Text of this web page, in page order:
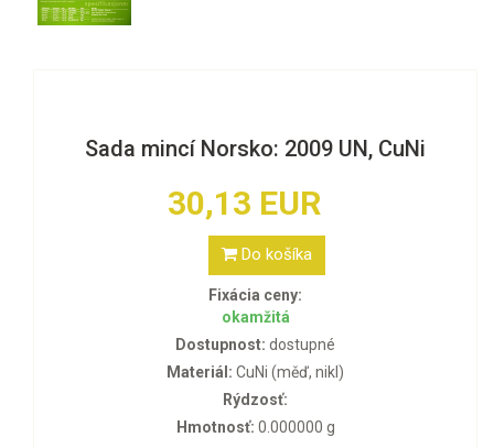
Sada mincí Norsko: 2009 UN, CuNi
30,13 EUR
Do košíka
Fixácia ceny:
okamžitá
Dostupnost: dostupné
Materiál: CuNi (měď, nikl)
Rýdzosť:
Hmotnosť: 0.000000 g